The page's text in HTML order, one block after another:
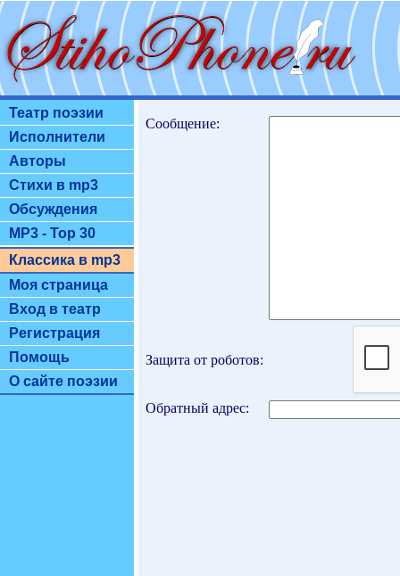
Театр поэзии
Исполнители
Авторы
Стихи в mp3
Обсуждения
MP3 - Top 30
Классика в mp3
Моя страница
Вход в театр
Регистрация
Помощь
О сайте поэзии
Сообщение:
Защита от роботов:
Обратный адрес: